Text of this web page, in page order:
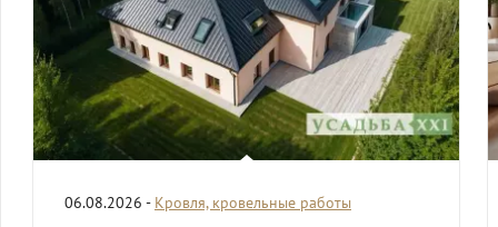
06.08.2026 - Кровля, кровельные работы